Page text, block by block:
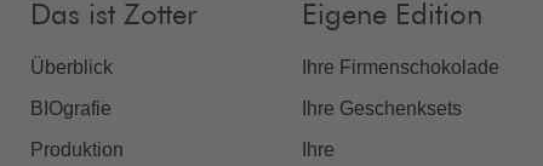
Das ist Zotter
Überblick
BIOgrafie
Produktion
Eigene Edition
Ihre Firmenschokolade
Ihre Geschenksets
Ihre